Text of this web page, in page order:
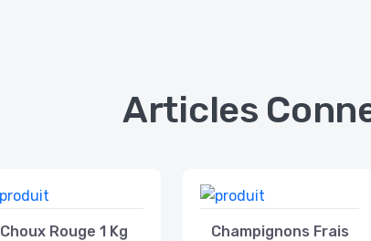
Articles
Choux Rouge 1 Kg
Champignons Frais